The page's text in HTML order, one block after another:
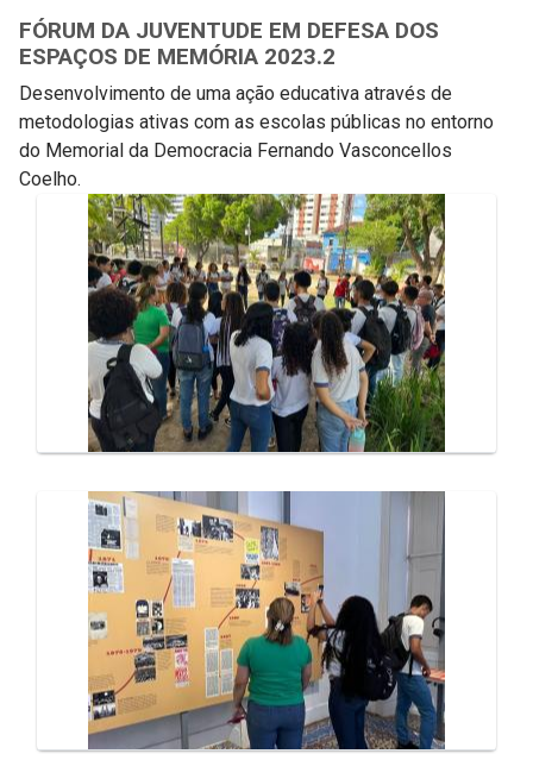
FÓRUM DA JUVENTUDE EM DEFESA DOS
ESPAÇOS DE MEMÓRIA 2023.2
Desenvolvimento de uma ação educativa através de
metodologias ativas com as escolas públicas no entorno
do Memorial da Democracia Fernando Vasconcellos
Coelho.
Galeria de Mídias